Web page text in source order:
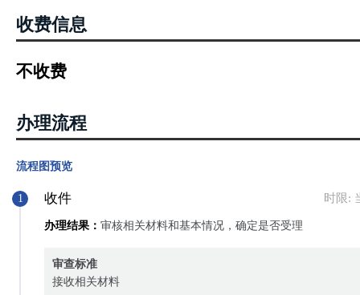
收费信息
不收费
办理流程
流程图预览
1 收件 时限:
办理结果： 审核相关材料和基本情况，确定是否受理
审查标准
接收相关材料